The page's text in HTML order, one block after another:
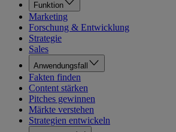
Funktion
Marketing
Forschung & Entwicklung
Strategie
Sales
Anwendungsfall
Fakten finden
Content stärken
Pitches gewinnen
Märkte verstehen
Strategien entwickeln